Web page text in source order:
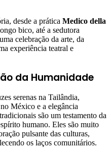
desde a prática Medico della
bico, até a sedutora
celebração da arte, da
experiência teatral e
da Humanidade
serenas na Tailândia,
México e a elegância
são um testamento da
humano. Eles são muito
pulsante das culturas,
os laços comunitários.